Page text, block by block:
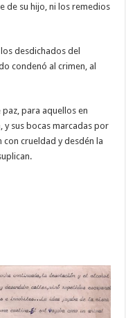
de su hijo, ni los remedios
desdichados del
condenó al crimen, al
paz, para aquellos en
y sus bocas marcadas por
crueldad y desdén la